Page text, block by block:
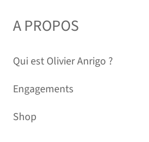
A PROPOS
Qui est Olivier Anrigo ?
Engagements
Shop